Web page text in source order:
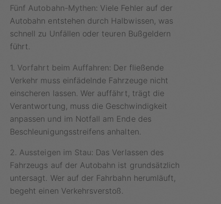
Fünf Autobahn-Mythen: Viele Fehler auf der
Autobahn entstehen durch Halbwissen, was
schnell zu Unfällen oder teuren Bußgeldern
führt.
1. Vorfahrt beim Auffahren: Der fließende
Verkehr muss einfädelnde Fahrzeuge nicht
einscheren lassen. Wer auffährt, trägt die
Verantwortung, muss die Geschwindigkeit
anpassen und im Notfall am Ende des
Beschleunigungsstreifens anhalten.
2. Aussteigen im Stau: Das Verlassen des
Fahrzeugs auf der Autobahn ist grundsätzlich
untersagt. Wer auf der Fahrbahn herumläuft,
begeht einen Verkehrsverstoß.